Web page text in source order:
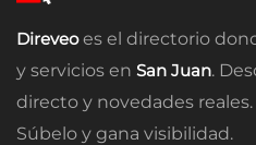
Direveoes el directorio
y servicios en San Juan.
directo y novedades reales.
Súbelo y gana visibilidad.